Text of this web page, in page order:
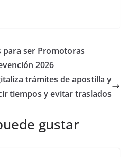
para ser Promotoras
2026
trámites de apostilla y
tiempos y evitar traslados
gustar